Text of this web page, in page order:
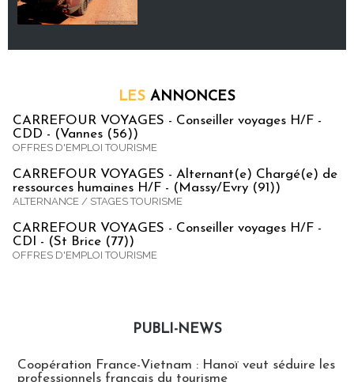
LES ANNONCES
CARREFOUR VOYAGES - Conseiller voyages H/F -
CDD - (Vannes (56))
OFFRES D'EMPLOI TOURISME
CARREFOUR VOYAGES - Alternant(e) Chargé(e) de
ressources humaines H/F - (Massy/Evry (91))
ALTERNANCE / STAGES TOURISME
CARREFOUR VOYAGES - Conseiller voyages H/F -
CDI - (St Brice (77))
OFFRES D'EMPLOI TOURISME
PUBLI-NEWS
Coopération France-Vietnam : Hanoï veut séduire les
professionnels français du tourisme